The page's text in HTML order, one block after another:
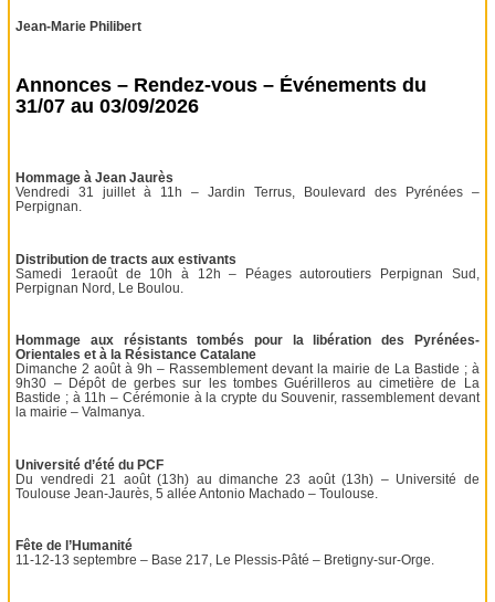
Jean-Marie Philibert
Annonces – Rendez-vous – Événements du
31/07 au 03/09/2026
Hommage à Jean Jaurès
Vendredi 31 juillet à 11h – Jardin Terrus, Boulevard des Pyrénées –
Perpignan.
Distribution de tracts aux estivants
Samedi 1eraoût de 10h à 12h – Péages autoroutiers Perpignan Sud,
Perpignan Nord, Le Boulou.
Hommage aux résistants tombés pour la libération des Pyrénées-
Orientales et à la Résistance Catalane
Dimanche 2 août à 9h – Rassemblement devant la mairie de La Bastide ; à
9h30 – Dépôt de gerbes sur les tombes Guérilleros au cimetière de La
Bastide ; à 11h – Cérémonie à la crypte du Souvenir, rassemblement devant
la mairie – Valmanya.
Université d’été du PCF
Du vendredi 21 août (13h) au dimanche 23 août (13h) – Université de
Toulouse Jean-Jaurès, 5 allée Antonio Machado – Toulouse.
Fête de l’Humanité
11-12-13 septembre – Base 217, Le Plessis-Pâté – Bretigny-sur-Orge.